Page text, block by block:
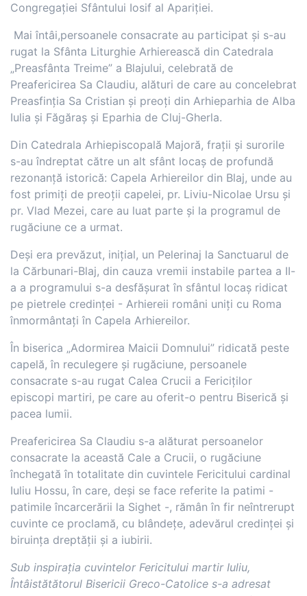
Congregației Sfântului Iosif al Apariției.
Mai întâi,persoanele consacrate au participat și s-au
rugat la Sfânta Liturghie Arhierească din Catedrala
„Preasfânta Treime” a Blajului, celebrată de
Preafericirea Sa Claudiu, alături de care au concelebrat
Preasfinția Sa Cristian și preoți din Arhieparhia de Alba
Iulia și Făgăraș și Eparhia de Cluj-Gherla.
Din Catedrala Arhiepiscopală Majoră, frații și surorile
s-au îndreptat către un alt sfânt locaș de profundă
rezonanță istorică: Capela Arhiereilor din Blaj, unde au
fost primiți de preoții capelei, pr. Liviu-Nicolae Ursu și
pr. Vlad Mezei, care au luat parte și la programul de
rugăciune ce a urmat.
Deși era prevăzut, inițial, un Pelerinaj la Sanctuarul de
la Cărbunari-Blaj, din cauza vremii instabile partea a II-
a a programului s-a desfășurat în sfântul locaș ridicat
pe pietrele credinței - Arhiereii români uniți cu Roma
înmormântați în Capela Arhiereilor.
În biserica „Adormirea Maicii Domnului” ridicată peste
capelă, în reculegere și rugăciune, persoanele
consacrate s-au rugat Calea Crucii a Fericiților
episcopi martiri, pe care au oferit-o pentru Biserică și
pacea lumii.
Preafericirea Sa Claudiu s-a alăturat persoanelor
consacrate la această Cale a Crucii, o rugăciune
închegată în totalitate din cuvintele Fericitului cardinal
Iuliu Hossu, în care, deși se face referite la patimi -
patimile încarcerării la Sighet -, rămân în fir neîntrerupt
cuvinte ce proclamă, cu blândețe, adevărul credinței și
biruința dreptății și a iubirii.
Sub inspirația cuvintelor Fericitului martir Iuliu,
Întâistătătorul Bisericii Greco-Catolice s-a adresat